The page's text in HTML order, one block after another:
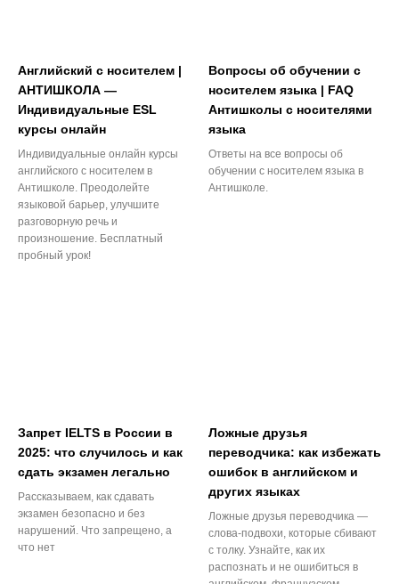
Английский с носителем |
АНТИШКОЛА —
Индивидуальные ESL
курсы онлайн
Индивидуальные онлайн курсы
английского с носителем в
Антишколе. Преодолейте
языковой барьер, улучшите
разговорную речь и
произношение. Бесплатный
пробный урок!
Вопросы об обучении с
носителем языка | FAQ
Антишколы с носителями
языка
Ответы на все вопросы об
обучении с носителем языка в
Антишколе.
Запрет IELTS в России в
2025: что случилось и как
сдать экзамен легально
Рассказываем, как сдавать
экзамен безопасно и без
нарушений. Что запрещено, а
что нет
Ложные друзья
переводчика: как избежать
ошибок в английском и
других языках
Ложные друзья переводчика —
слова-подвохи, которые сбивают
с толку. Узнайте, как их
распознать и не ошибиться в